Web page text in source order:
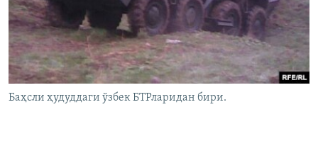
Баҳсли ҳудуддаги ўзбек БТРларидан бири.